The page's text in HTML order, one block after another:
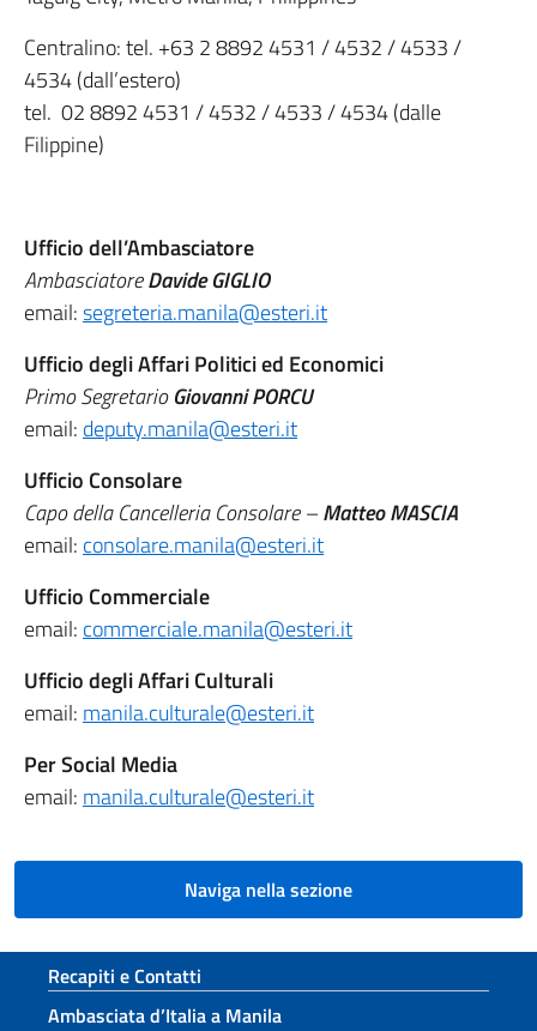
Centralino: tel. +63 2 8892 4531 / 4532 / 4533 /
4534 (dall’estero)
tel. 02 8892 4531 / 4532 / 4533 / 4534 (dalle
Filippine)
Ufficio dell’Ambasciatore
AmbasciatoreDavide GIGLIO
email:segreteria.manila@esteri.it
Ufficio degli Affari Politici ed Economici
Primo SegretarioGiovanni PORCU
email: deputy.manila@esteri.it
Ufficio Consolare
Capo della Cancelleria Consolare –Matteo MASCIA
email: consolare.manila@esteri.it
Ufficio Commerciale
email: commerciale.manila@esteri.it
Ufficio degli Affari Culturali
email: manila.culturale@esteri.it
Per Social Media
email: manila.culturale@esteri.it
Naviga nella sezione
Sezione footer
Recapiti e Contatti
Ambasciata d’Italia a Manila